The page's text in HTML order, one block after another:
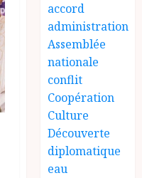
accord
administration
Assemblée
nationale
conflit
Coopération
Culture
Découverte
diplomatique
eau